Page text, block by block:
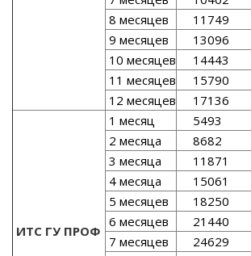
8 месяцев
11749
9 месяцев
13096
10 месяцев 14443
11 месяцев 15790
12 месяцев 17136
ИТС ГУ ПРОФ
1 месяц
5493
2 месяца
8682
3 месяца
11871
4 месяца
15061
5 месяцев
18250
6 месяцев
21440
7 месяцев
24629